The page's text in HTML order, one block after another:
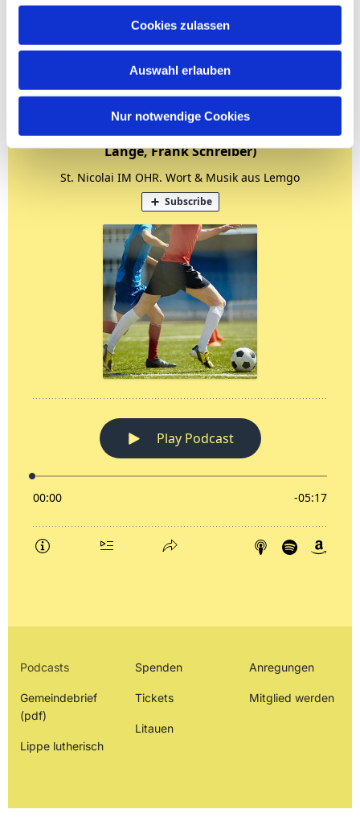
Cookies zulassen
Auswahl erlauben
Nur notwendige Cookies
Podcasts
Gemeindebrief
(pdf)
Lippe lutherisch
Spenden
Tickets
Litauen
Anregungen
Mitglied werden